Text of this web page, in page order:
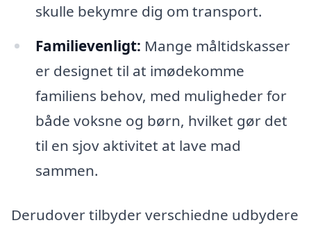
skulle bekymre dig om transport.
Familievenligt: Mange måltidskasser
er designet til at imødekomme
familiens behov, med muligheder for
både voksne og børn, hvilket gør det
til en sjov aktivitet at lave mad
sammen.
Derudover tilbyder verschiedne udbydere